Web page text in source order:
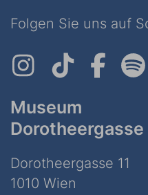
Folgen Sie uns auf
Museum
Dorotheergasse
Dorotheergasse 11
1010 Wien